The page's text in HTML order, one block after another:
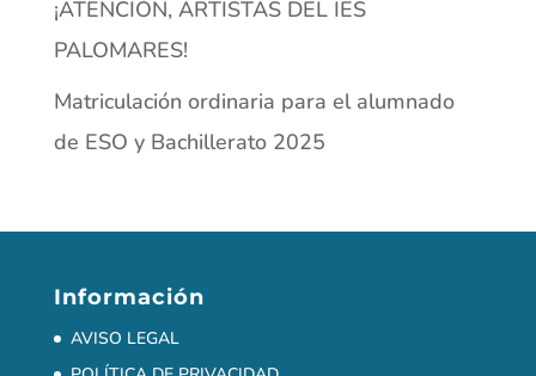
Información
AVISO LEGAL
CONTACTO
Síguenos en las redes